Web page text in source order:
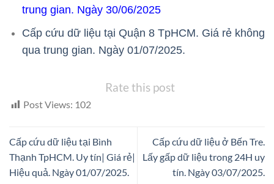
trung gian. Ngày 30/06/2025
Cấp cứu dữ liệu tại Quận 8 TpHCM. Giá rẻ không
qua trung gian. Ngày 01/07/2025.
Rate this post
Post Views: 102
Cấp cứu dữ liệu tại Bình
Thạnh TpHCM. Uy tín| Giá rẻ|
Hiệu quả. Ngày 01/07/2025.
Cấp cứu dữ liệu ở Bến Tre.
Lấy gấp dữ liệu trong 24H uy
tín. Ngày 03/07/2025.